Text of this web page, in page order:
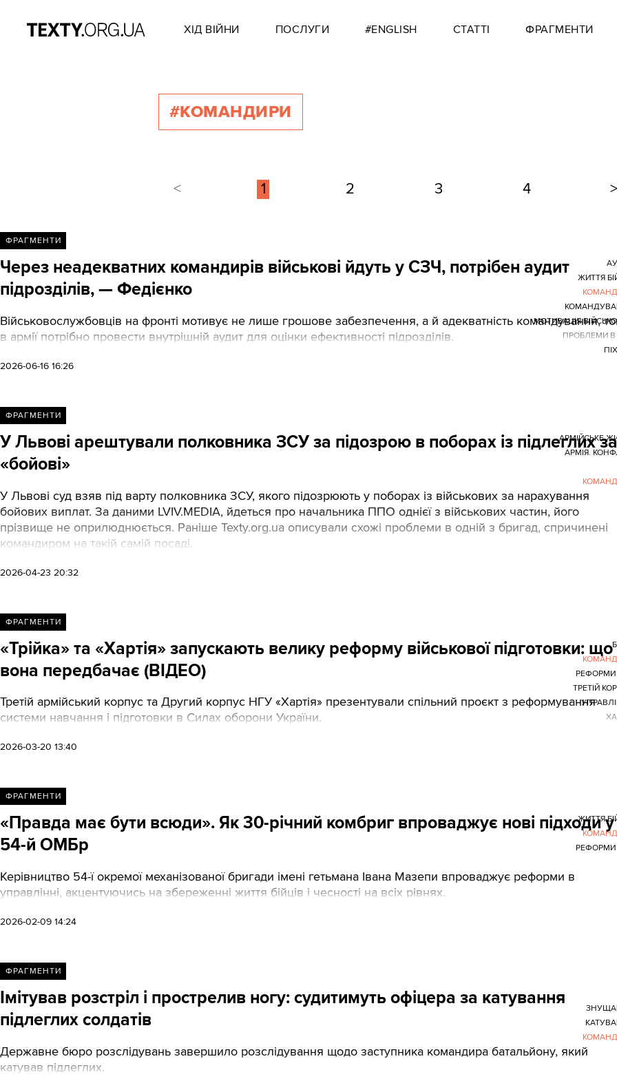
ХІД ВІЙНИ ПОСЛУГИ #ENGLISH СТАТТІ ФРАГМЕНТИ
#КОМАНДИРИ
< 1 2 3 4 >
ФРАГМЕНТИ
Через неадекватних командирів військові йдуть у СЗЧ, потрібен аудит
підрозділів, — Федієнко
Військовослужбовців на фронті мотивує не лише грошове забезпечення, а й адекватність командування,
в армії потрібно провести внутрішній аудит для оцінки ефективності підрозділів.
2026-06-16 16:26
ЖИТТЯ
МОТИВАЦІЯ
ПРОБЛЕМИ В
ФРАГМЕНТИ
У Львові арештували полковника ЗСУ за підозрою в поборах із підлеглих за
«бойові»
У Львові суд взяв під варту полковника ЗСУ, якого підозрюють у поборах із військових за нарахування
бойових виплат. За даними LVIV.MEDIA, йдеться про начальника ППО однієї з військових частин, його
прізвище не оприлюднюється. Раніше Texty.org.ua описували схожі проблеми в одній з бригад, спричинені
командиром на такій самій посаді.
2026-04-23 20:32
АРМІЙСЬКЕ
АРМІЯ.
ФРАГМЕНТИ
«Трійка» та «Хартія» запускають велику реформу військової підготовки: що
вона передбачає (ВІДЕО)
Третій армійський корпус та Другий корпус НГУ «Хартія» презентували спільний проєкт з реформування
системи навчання і підготовки в Силах оборони України.
2026-03-20 13:40
РЕФОРМИ
ТРЕТІЙ
ФРАГМЕНТИ
«Правда має бути всюди». Як 30-річний комбриг впроваджує нові підходи у
54-й ОМБр
Керівництво 54-ї окремої механізованої бригади імені гетьмана Івана Мазепи впроваджує реформи в
управлінні, акцентуючись на збереженні життя бійців і чесності на всіх рівнях.
2026-02-09 14:24
ЖИТТЯ
РЕФОРМИ
ФРАГМЕНТИ
Імітував розстріл і прострелив ногу: судитимуть офіцера за катування
підлеглих солдатів
Державне бюро розслідувань завершило розслідування щодо заступника командира батальйону, який
катував підлеглих.